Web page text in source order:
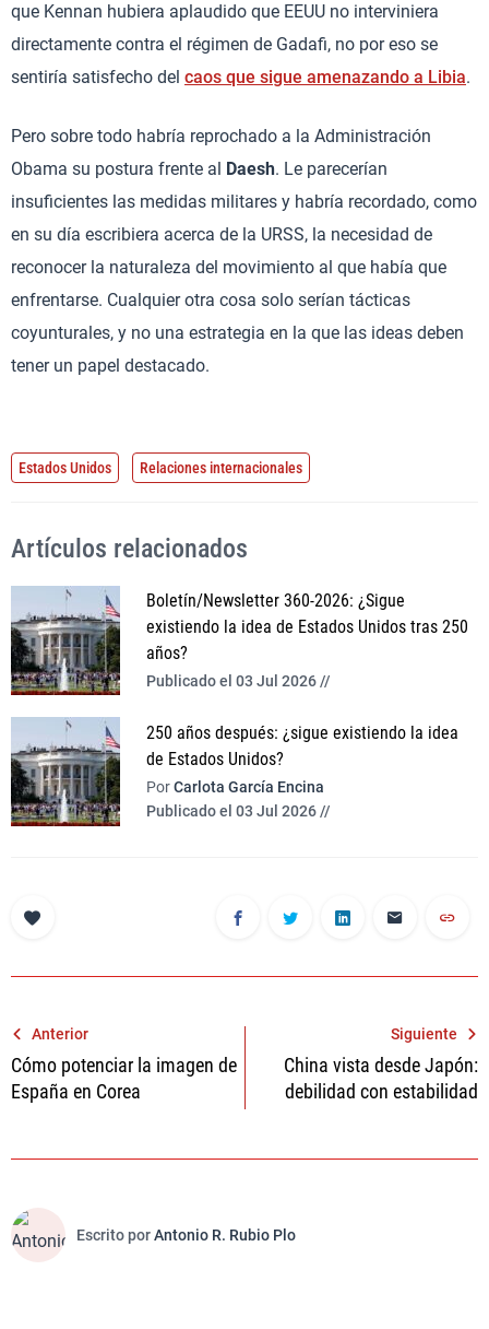
que Kennan hubiera aplaudido que EEUU no interviniera
directamente contra el régimen de Gadafi, no por eso se
sentiría satisfecho del caos que sigue amenazando a Libia.
Pero sobre todo habría reprochado a la Administración
Obama su postura frente al Daesh. Le parecerían
insuficientes las medidas militares y habría recordado, como
en su día escribiera acerca de la URSS, la necesidad de
reconocer la naturaleza del movimiento al que había que
enfrentarse. Cualquier otra cosa solo serían tácticas
coyunturales, y no una estrategia en la que las ideas deben
tener un papel destacado.
Estados Unidos Relaciones internacionales
Artículos relacionados
Boletín/Newsletter 360-2026: ¿Sigue
existiendo la idea de Estados Unidos tras 250
años?
Publicado el 03 Jul 2026 //
250 años después: ¿sigue existiendo la idea
de Estados Unidos?
PorCarlota García Encina
Publicado el 03 Jul 2026 //
Navegación
de
entradas
Anterior
Cómo potenciar la imagen de
España en Corea
Siguiente
China vista desde Japón:
debilidad con estabilidad
Escrito porAntonio R. Rubio Plo